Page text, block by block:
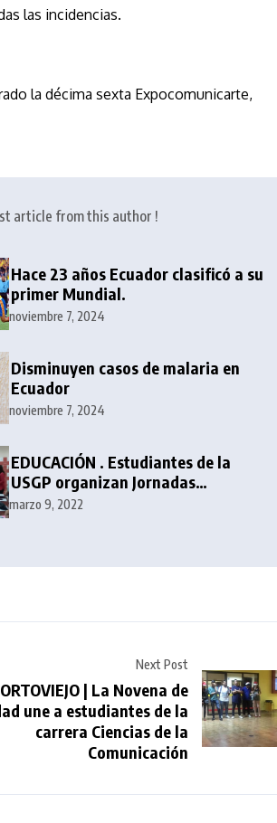
las incidencias.
la décima sexta Expocomunicarte,
article from this author !
Hace 23 años Ecuador clasificó a su
primer Mundial.
noviembre 7, 2024
Disminuyen casos de malaria en
Ecuador
noviembre 7, 2024
EDUCACIÓN . Estudiantes de la
USGP organizan Jornadas
Académicas de Periodismo
marzo 9, 2022
Next Post
| La Novena de
une a estudiantes de la
carrera Ciencias de la
Comunicación